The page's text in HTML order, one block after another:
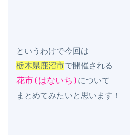
栃木県鹿沼市
花市(はないち) について